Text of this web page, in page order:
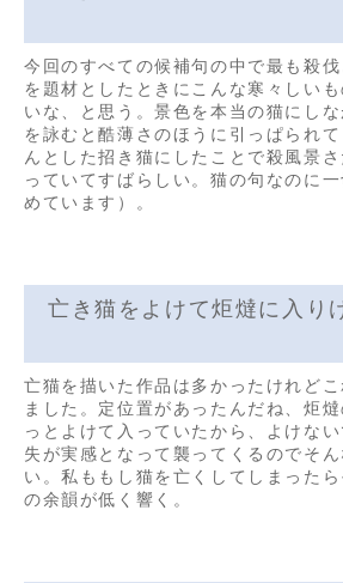
今回のすべての候補句の中で最も殺伐
を題材としたときにこんな寒々しい
いな、と思う。景色を本当の猫にし
を詠むと酷薄さのほうに引っぱられ
んとした招き猫にしたことで殺風景
っていてすばらしい。猫の句なのに
めています）。
亡き猫をよけて炬燵に入り
亡猫を描いた作品は多かったけれど
ました。定位置があったんだね、炬
っとよけて入っていたから、よけな
失が実感となって襲ってくるのでそ
い。私ももし猫を亡くしてしまったら
の余韻が低く響く。